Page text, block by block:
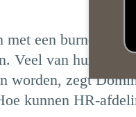
een burn-out,
Veel van hun
worden, zegt
kunnen HR-